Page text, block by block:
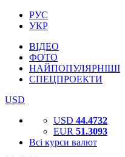
РУС
УКР
ВІДЕО
ФОТО
НАЙПОПУЛЯРНІШІ
СПЕЦПРОЕКТИ
USD
USD 44.4732
EUR 51.3093
Всі курси валют